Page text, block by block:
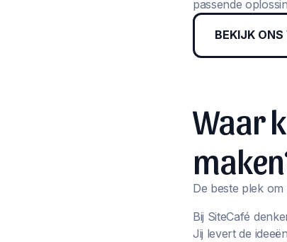
passende
BEKIJK ONS
Waar
De beste plek om
Bij SiteCafé
Jij levert de